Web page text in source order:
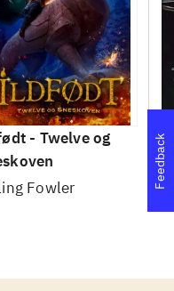
- Twelve og
Fowler
Feedback